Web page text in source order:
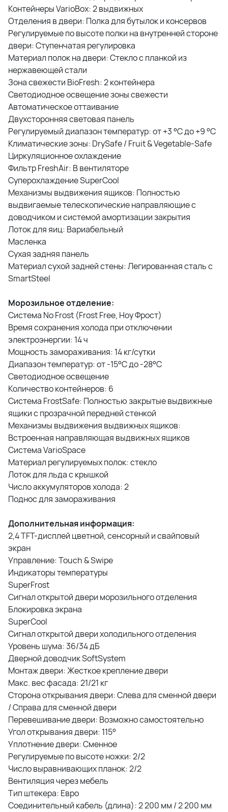
Контейнеры VarioBox: 2 выдвижных
Отделения в двери: Полка для бутылок и консервов
Регулируемые по высоте полки на внутренней стороне
двери: Ступенчатая регулировка
Материал полок на двери: Стекло с планкой из
нержавеющей стали
Зона свежести BioFresh: 2 контейнера
Светодиодное освещение зоны свежести
Автоматическое оттаивание
Двухсторонняя световая панель
Регулируемый диапазон температур: от +3 °C до +9 °C
Климатические зоны: DrySafe / Fruit & Vegetable-Safe
Циркуляционное охлаждение
Фильтр FreshAir: В вентиляторе
Суперохлаждение SuperCool
Механизмы выдвижения ящиков: Полностью
выдвигаемые телескопические направляющие с
доводчиком и системой амортизации закрытия
Лоток для яиц: Вариабельный
Масленка
Сухая задняя панель
Материал сухой задней стены: Легированная сталь с
SmartSteel
Морозильное отделение:
Система No Frost (Frost Free, Ноу Фрост)
Время сохранения холода при отключении
электроэнергии: 14 ч
Мощность замораживания: 14 кг/сутки
Диапазон температур: от -15°C до -28°C
Светодиодное освещение
Количество контейнеров: 6
Система FrostSafe: Полностью закрытые выдвижные
ящики с прозрачной передней стенкой
Механизмы выдвижения выдвижных ящиков:
Встроенная направляющая выдвижных ящиков
Система VarioSpace
Материал регулируемых полок: стекло
Лоток для льда с крышкой
Число аккумуляторов холода: 2
Поднос для замораживания
Дополнительная информация:
2,4 TFT-дисплей цветной, сенсорный и свайповый
экран
Управление: Touch & Swipe
Индикаторы температуры
SuperFrost
Сигнал открытой двери морозильного отделения
Блокировка экрана
SuperCool
Сигнал открытой двери холодильного отделения
Уровень шума: 36/34 дБ
Дверной доводчик SoftSystem
Монтаж двери: Жесткое крепление двери
Макс. вес фасада: 21/21 кг
Сторона открывания двери: Слева для сменной двери
/ Справа для сменной двери
Перевешивание двери: Возможно самостоятельно
Угол открывания двери: 115°
Уплотнение двери: Сменное
Регулируемые по высоте ножки: 2/2
Число выравнивающих планок: 2/2
Вентиляция через мебель
Тип штекера: Евро
Соединительный кабель (длина): 2 200 мм / 2 200 мм